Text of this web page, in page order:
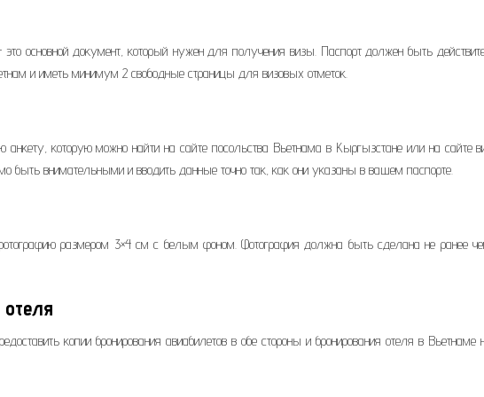
основной документ, который нужен для получения визы. Паспорт должен быть
и иметь минимум 2 свободные страницы для визовых отметок.
которую можно найти на сайте посольства Вьетнама в Кыргызстане или на сайте
быть внимательными и вводить данные точно так, как они указаны в вашем паспорте.
размером 3×4 см с белым фоном. Фотография должна быть сделана не ранее
копии бронирования авиабилетов в обе стороны и бронирования отеля в Вьетнаме